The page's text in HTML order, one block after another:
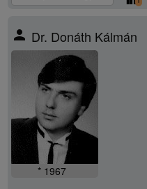
person Dr. Donáth Kálmán
* 1967